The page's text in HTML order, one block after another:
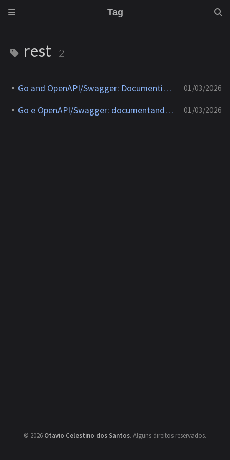
Tag
rest 2
Go and OpenAPI/Swagger: Documenting REST APIs the Right Way 01/03/2026
Go e OpenAPI/Swagger: documentando APIs REST do jeito certo 01/03/2026
© 2026 Otavio Celestino dos Santos. Alguns direitos reservados.